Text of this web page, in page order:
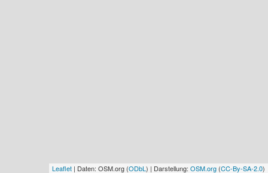
Leaflet | Daten: OSM.org (ODbL ) | Darstellung: OSM.org (CC-By-SA-2.0)